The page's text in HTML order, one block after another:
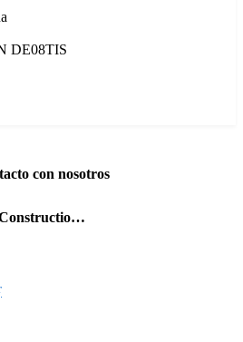
DE08TIS
con nosotros
Shenyou Construction Machinery Co., Ltd